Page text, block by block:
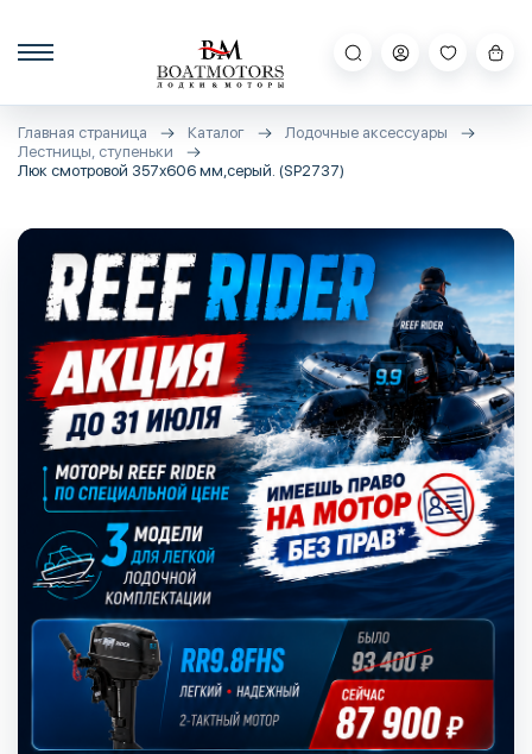
Главная страница Каталог
Лодочные аксессуары
Лестницы, ступеньки
Люк смотровой 357х606 мм,серый. (SP2737)